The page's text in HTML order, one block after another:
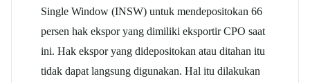
Single Window (INSW) untuk mendepositokan 66
persen hak ekspor yang dimiliki eksportir CPO saat
ini. Hak ekspor yang didepositokan atau ditahan itu
tidak dapat langsung digunakan. Hal itu dilakukan